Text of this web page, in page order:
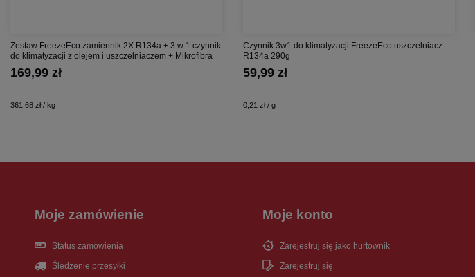
Zestaw FreezeEco zamiennik 2X R134a + 3 w 1 czynnik
do klimatyzacji z olejem i uszczelniaczem + Mikrofibra
169,99 zł
361,68 zł / kg
Czynnik 3w1 do klimatyzacji FreezeEco uszczelniacz
R134a 290g
59,99 zł
0,21 zł / g
Moje zamówienie
Status zamówienia
Śledzenie przesyłki
Moje konto
Zarejestruj się jako hurtownik
Zarejestruj się